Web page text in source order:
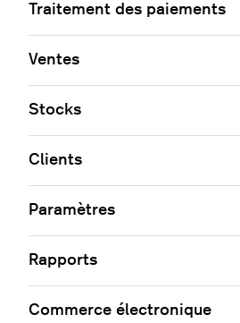
Traitement des paiements
Ventes
Stocks
Clients
Paramètres
Rapports
Commerce électronique